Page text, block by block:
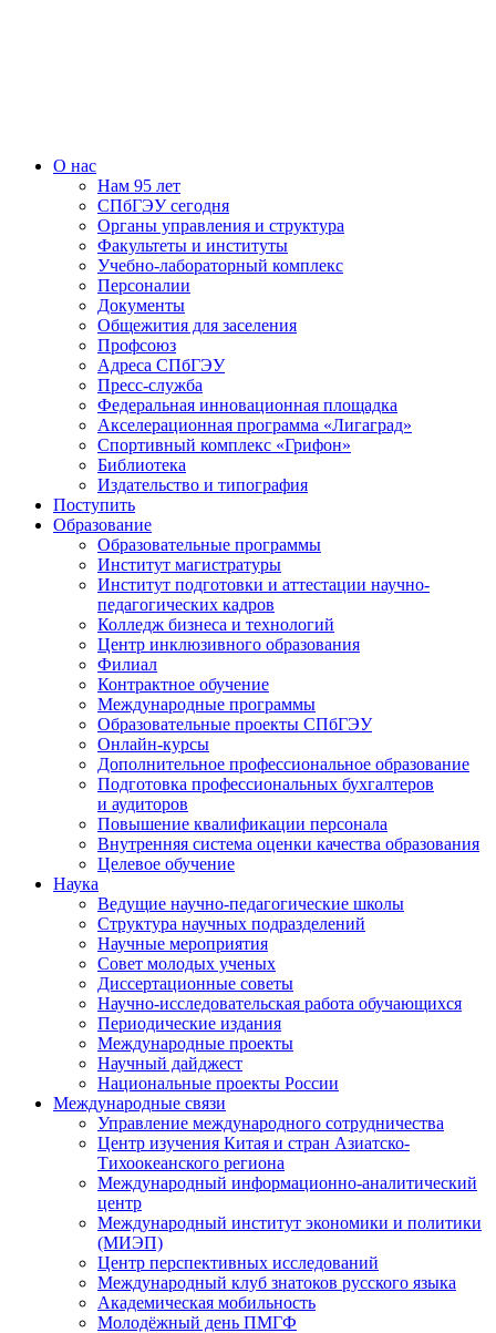
О нас
Нам 95 лет
СПбГЭУ сегодня
Органы управления и структура
Факультеты и институты
Учебно-лабораторный комплекс
Персоналии
Документы
Общежития для заселения
Профсоюз
Адреса СПбГЭУ
Пресс-служба
Федеральная инновационная площадка
Акселерационная программа «Лигаград»­­
Спортивный комплекс «Грифон»
Библиотека
Издательство и типография
Поступить
Образование
Образовательные программы
Институт магистратуры
Институт подготовки и аттестации научно-
педагогических кадров
Колледж бизнеса и технологий
Центр инклюзивного образования
Филиал
Контрактное обучение
Международные программы
Образовательные проекты СПбГЭУ
Онлайн-курсы
Дополнительное профессиональное образование
Подготовка профессиональных бухгалтеров
и аудиторов
Повышение квалификации персонала
Внутренняя система оценки качества образования
Целевое обучение
Наука
Ведущие научно-педагогические школы
Структура научных подразделений
Научные мероприятия
Совет молодых ученых
Диссертационные советы
Научно-исследовательская работа обучающихся
Периодические издания
Международные проекты
Научный дайджест
Национальные проекты России
Международные связи
Управление международного сотрудничества
Центр изучения Китая и стран Азиатско-
Тихоокеанского региона
Международный информационно-аналитический
центр
Международный институт экономики и политики
(МИЭП)
Центр перспективных исследований
Международный клуб знатоков русского языка
Академическая мобильность
Молодёжный день ПМГФ